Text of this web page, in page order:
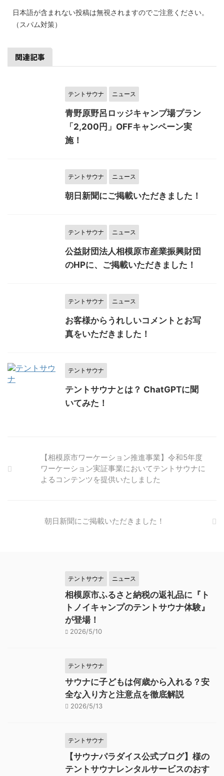
日本語が含まれない投稿は無視されますのでご注意ください。
（スパム対策）
関連記事
テントサウナ ニュース
青野原野呂ロッジキャンプ場プラン
「2,200円」OFFキャンペーン実
施！
テントサウナ ニュース
朝日新聞にご掲載いただきました！
テントサウナ ニュース
公益財団法人相模原市産業振興財団
のHPに、ご掲載いただきました！
テントサウナ ニュース
お客様からうれしいコメントとお写
真をいただきました！
テントサウナ
テントサウナとは？ ChatGPTに聞
いてみた！
【相模原市ワーケーション推進事業】令和5年度
ワーケーション実証事業においてテントサウナに
よるコンテンツを提供いたしました
朝日新聞にご掲載いただきました！
テントサウナ ニュース
相模原市ふるさと納税の返礼品に『ト
トノイキャンプのテントサウナ体験』
が登場！
2026/5/10
テントサウナ
サウナに子どもは何歳から入れる？安
全な入り方と注意点を徹底解説
2026/5/13
テントサウナ
【サウナパラダイス公式ブログ】様の
テントサウナレンタルサービスのおす